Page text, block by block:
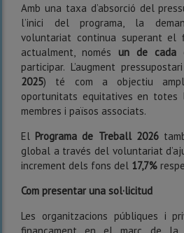
Amb una taxa d’absorció del
l’inici del programa, la
voluntariat continua superant el
actualment, només un de cada
participar. L’augment
2025) té com a objectiu
oportunitats equitatives en totes
membres i països associats.
El Programa de Treball 2026
global a través del voluntariat
increment dels fons del 17,7%
Com presentar una sol·licitud
Les organitzacions públiques i
finançament en el marc de la